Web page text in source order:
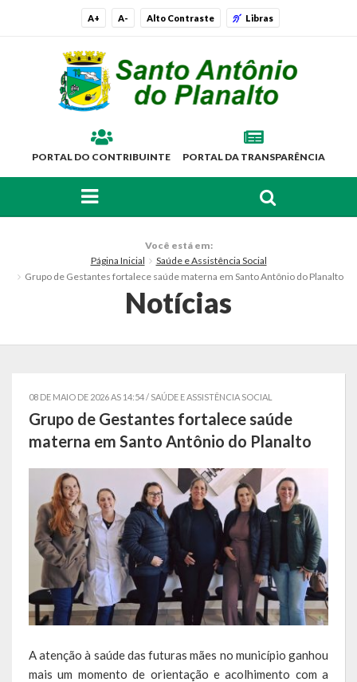
A+ A- Alto Contraste Libras
PORTAL DO CONTRIBUINTE PORTAL DA TRANSPARÊNCIA
Histórico
Administração
Administrações Anteriores
Secretarias
Estrutura e Competências
Educação e Cultura
Obras e Viação
Saúde e Assistência Social
Desenvolvimento, Indústria, Comércio, Turismo, Trânsito e
Serviços Urbanos
Você está em:
Página Inicial
Saúde e Assistência Social
Grupo de Gestantes fortalece saúde materna em Santo Antônio do Planalto
Notícias
08 DE MAIO DE 2026 AS 14:54 / SAÚDE E ASSISTÊNCIA SOCIAL
Grupo de Gestantes fortalece saúde
materna em Santo Antônio do Planalto
A atenção à saúde das futuras mães no município ganhou
mais um momento de orientação e acolhimento com a